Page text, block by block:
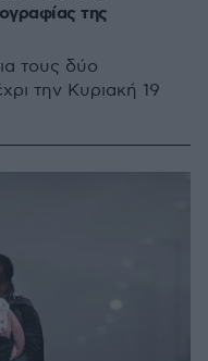
της
τους δύο
την Κυριακή 19